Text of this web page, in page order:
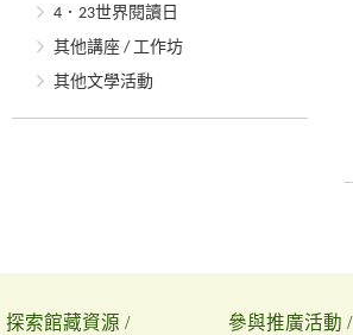
4．23世界閱讀日
其他講座 / 工作坊
其他文學活動
探索館藏資源 / 參與推廣活動 /